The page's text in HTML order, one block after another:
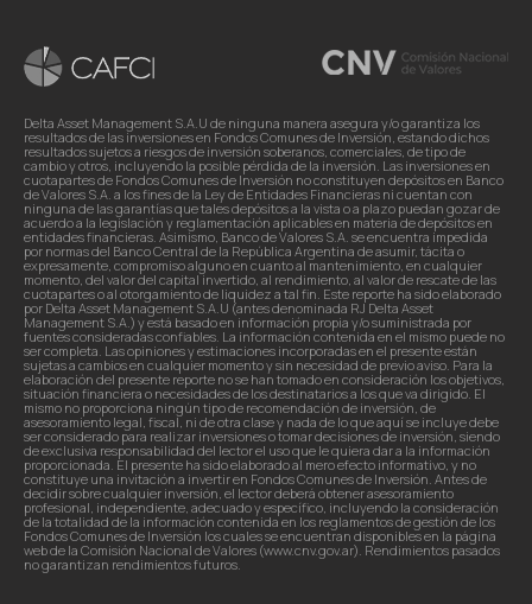
Delta Asset Management S.A.U de ninguna manera asegura y/o garantiza los
resultados de las inversiones en Fondos Comunes de Inversión, estando dichos
resultados sujetos a riesgos de inversión soberanos, comerciales, de tipo de
cambio y otros, incluyendo la posible pérdida de la inversión. Las inversiones en
cuotapartes de Fondos Comunes de Inversión no constituyen depósitos en Banco
de Valores S.A. a los fines de la Ley de Entidades Financieras ni cuentan con
ninguna de las garantías que tales depósitos a la vista o a plazo puedan gozar de
acuerdo a la legislación y reglamentación aplicables en materia de depósitos en
entidades financieras. Asimismo, Banco de Valores S.A. se encuentra impedida
por normas del Banco Central de la República Argentina de asumir, tácita o
expresamente, compromiso alguno en cuanto al mantenimiento, en cualquier
momento, del valor del capital invertido, al rendimiento, al valor de rescate de las
cuotapartes o al otorgamiento de liquidez a tal fin. Este reporte ha sido elaborado
por Delta Asset Management S.A.U (antes denominada RJ Delta Asset
Management S.A.) y está basado en información propia y/o suministrada por
fuentes consideradas confiables. La información contenida en el mismo puede no
ser completa. Las opiniones y estimaciones incorporadas en el presente están
sujetas a cambios en cualquier momento y sin necesidad de previo aviso. Para la
elaboración del presente reporte no se han tomado en consideración los objetivos,
situación financiera o necesidades de los destinatarios a los que va dirigido. El
mismo no proporciona ningún tipo de recomendación de inversión, de
asesoramiento legal, fiscal, ni de otra clase y nada de lo que aquí se incluye debe
ser considerado para realizar inversiones o tomar decisiones de inversión, siendo
de exclusiva responsabilidad del lector el uso que le quiera dar a la información
proporcionada. El presente ha sido elaborado al mero efecto informativo, y no
constituye una invitación a invertir en Fondos Comunes de Inversión. Antes de
decidir sobre cualquier inversión, el lector deberá obtener asesoramiento
profesional, independiente, adecuado y específico, incluyendo la consideración
de la totalidad de la información contenida en los reglamentos de gestión de los
Fondos Comunes de Inversión los cuales se encuentran disponibles en la página
web de la Comisión Nacional de Valores (www.cnv.gov.ar). Rendimientos pasados
no garantizan rendimientos futuros.